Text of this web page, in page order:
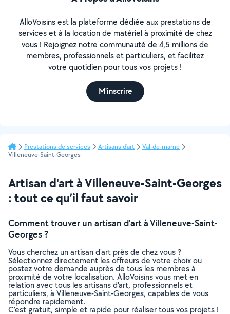
AlloVoisins est la plateforme dédiée aux prestations de
services et à la location de matériel à proximité de chez
vous ! Rejoignez notre communauté de 4,5 millions de
membres, professionnels et particuliers, et facilitez
votre quotidien pour tous vos projets !
M'inscrire
Prestations de services Artisans d'art
Val-de-marne
Villeneuve-Saint-Georges
Artisan d'art à Villeneuve-Saint-Georges
: tout ce qu’il faut savoir
Comment trouver un artisan d'art à Villeneuve-Saint-
Georges ?
Vous cherchez un artisan d'art près de chez vous ?
Sélectionnez directement les offreurs de votre choix ou
postez votre demande auprès de tous les membres à
proximité de votre localisation. AlloVoisins vous met en
relation avec tous les artisans d'art, professionnels et
particuliers, à Villeneuve-Saint-Georges, capables de vous
répondre rapidement.
C’est gratuit, simple et rapide pour réaliser tous vos projets !